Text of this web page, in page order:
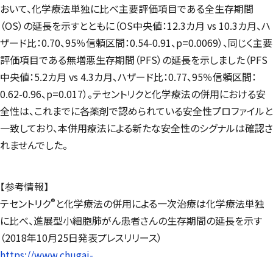
おいて、化学療法単独に比べ主要評価項目である全生存期間
（OS）の延長を示すとともに（OS中央値：12.3カ月 vs 10.3カ月、ハ
ザード比：0.70、95％信頼区間：0.54-0.91、p=0.0069）、同じく主要
評価項目である無増悪生存期間（PFS）の延長を示しました（PFS
中央値：5.2カ月 vs 4.3カ月、ハザード比：0.77、95％信頼区間：
0.62-0.96、p=0.017）。テセントリクと化学療法の併用における安
全性は、これまでに各薬剤で認められている安全性プロファイルと
一致しており、本併用療法による新たな安全性のシグナルは確認さ
れませんでした。
【参考情報】
テセントリク® と化学療法の併用による一次治療は化学療法単独
に比べ、進展型小細胞肺がん患者さんの生存期間の延長を示す
（2018年10月25日発表プレスリリース）